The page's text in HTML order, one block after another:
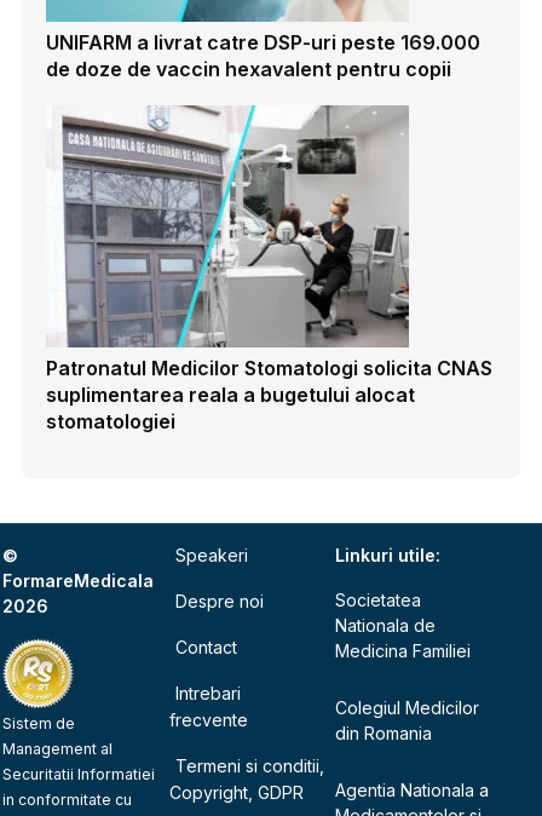
UNIFARM a livrat catre DSP-uri peste 169.000
de doze de vaccin hexavalent pentru copii
Patronatul Medicilor Stomatologi solicita CNAS
suplimentarea reala a bugetului alocat
stomatologiei
©
FormareMedicala
2026
Sistem de
Management al
Securitatii Informatiei
in conformitate cu
Speakeri
Despre noi
Contact
Intrebari
frecvente
Termeni si conditii,
Copyright, GDPR
Linkuri utile:
Societatea
Nationala de
Medicina Familiei
Colegiul Medicilor
din Romania
Agentia Nationala a